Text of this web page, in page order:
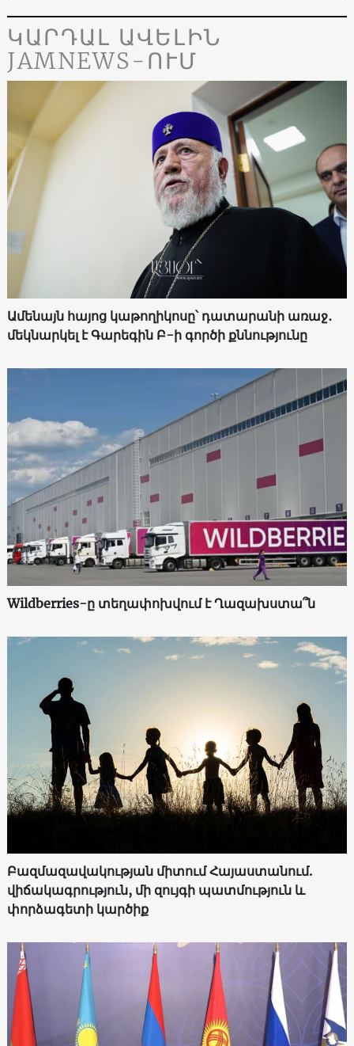
ԿԱՐԴԱԼ ԱՎԵԼԻՆ
JAMNEWS-ՈՒՄ
Ամենայն հայոց կաթողիկոսը՝ դատարանի առաջ․
մեկնարկել է Գարեգին Բ-ի գործի քննությունը
Wildberries-ը տեղափոխվում է Ղազախստա՞ն
Բազմազավակության միտում Հայաստանում.
վիճակագրություն, մի զույգի պատմություն և
փորձագետի կարծիք